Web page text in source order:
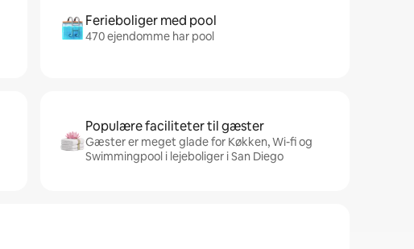
Ferieboliger med pool
470 ejendomme har pool
Populære faciliteter til gæster
Gæster er meget glade for Køkken, Wi-fi og
Swimmingpool i lejeboliger i San Diego